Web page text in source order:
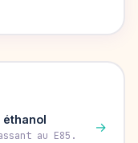
éthanol
au E85.
→